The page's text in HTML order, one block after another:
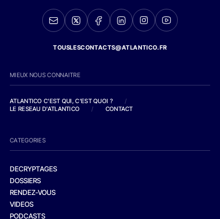
TOUSLESCONTACTS@ATLANTICO.FR
MIEUX NOUS CONNAITRE
ATLANTICO C'EST QUI, C'EST QUOI ?
/
LE RESEAU D'ATLANTICO
/ CONTACT
CATEGORIES
DECRYPTAGES
DOSSIERS
RENDEZ-VOUS
VIDEOS
PODCASTS